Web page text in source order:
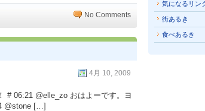
No Comments
4月 10, 2009
# 06:21 @elle_zo おはよーです。ヨ
@stone […]
気になるリン
街あるき
食べあるき